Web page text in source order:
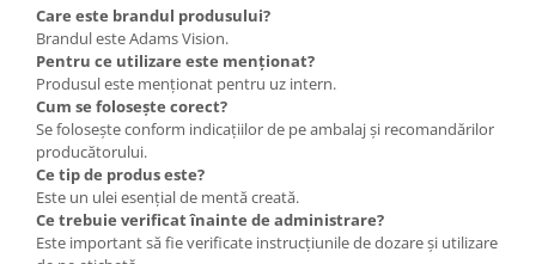
Care este brandul produsului?
Brandul este Adams Vision.
Pentru ce utilizare este menționat?
Produsul este menționat pentru uz intern.
Cum se folosește corect?
Se folosește conform indicațiilor de pe ambalaj și recomandărilor
producătorului.
Ce tip de produs este?
Este un ulei esențial de mentă creată.
Ce trebuie verificat înainte de administrare?
Este important să fie verificate instrucțiunile de dozare și utilizare